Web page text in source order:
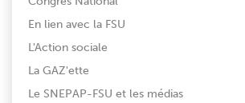
En lien avec la FSU
L'Action sociale
La GAZ'ette
Le SNEPAP-FSU et les médias